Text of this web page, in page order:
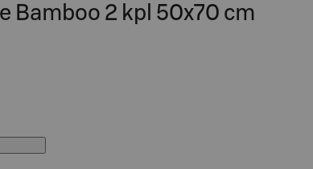
Bamboo 2 kpl 50x70 cm